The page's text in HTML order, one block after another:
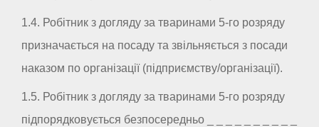
1.4. Робітник з догляду за тваринами 5-го розряду
призначається на посаду та звільняється з посади
наказом по організації (підприємству/організації).
1.5. Робітник з догляду за тваринами 5-го розряду
підпорядковується безпосередньо _ _ _ _ _ _ _ _ _ _